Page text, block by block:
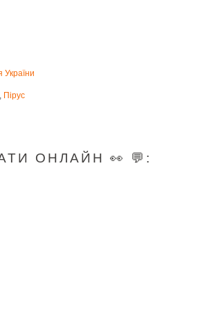
України
, Пірус
ОНЛАЙН 👀 💬: